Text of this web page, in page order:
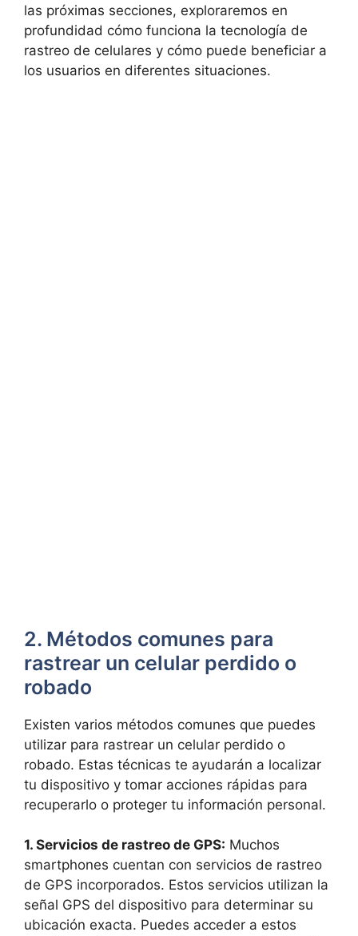
las⁣ próximas‍ secciones,​ exploraremos en
‌profundidad cómo ​funciona la tecnología de
rastreo de celulares y cómo puede beneficiar a‌
los usuarios ​en diferentes situaciones.
2. Métodos comunes ​para
rastrear un ​celular perdido o
robado
Existen varios ⁤métodos​ comunes que puedes
utilizar para⁤ rastrear un celular​ perdido o
robado. Estas técnicas⁢ te ayudarán a localizar
tu dispositivo⁣ y tomar​ acciones⁤ rápidas‌ para
recuperarlo o proteger tu información⁣ personal.
1. Servicios de rastreo de GPS: ‌Muchos‌
smartphones‌ cuentan con servicios de rastreo
de⁢ GPS incorporados. Estos servicios utilizan la
señal GPS del dispositivo para determinar su
ubicación exacta. ⁤Puedes acceder a ⁣estos